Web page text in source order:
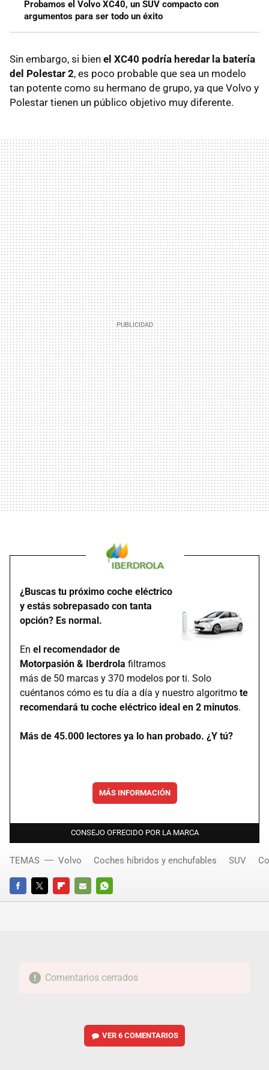
Probamos el Volvo XC40, un SUV compacto con
argumentos para ser todo un éxito
Sin embargo, si bien el XC40 podría heredar la batería
del Polestar 2, es poco probable que sea un modelo
tan potente como su hermano de grupo, ya que Volvo y
Polestar tienen un público objetivo muy diferente.
¿Buscas tu próximo coche eléctrico
y estás sobrepasado con tanta
opción? Es normal.
En el recomendador de
Motorpasión & Iberdrola filtramos
más de 50 marcas y 370 modelos por ti. Solo
cuéntanos cómo es tu día a día y nuestro algoritmo te
recomendará tu coche eléctrico ideal en 2 minutos.
Más de 45.000 lectores ya lo han probado. ¿Y tú?
MÁS INFORMACIÓN
CONSEJO OFRECIDO POR LA MARCA
FACEBOOKTWITTERFLIPBOARD
E-
WHATSAPP
TEMAS Volvo Coches híbridos y enchufables SUV
Comentarios cerrados
VER6 COMENTARIOS